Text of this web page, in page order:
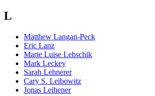
L
Matthew Langan-Peck
Eric Lanz
Marie Luise Lebschik
Mark Leckey
Sarah Lehnerer
Cary S. Leibowitz
Jonas Leihener